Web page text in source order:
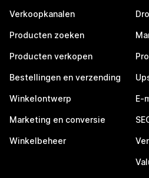
Verkoopkanalen
Producten zoeken
Producten verkopen
Bestellingen en verzending
Winkelontwerp
Marketing en conversie
Winkelbeheer
E-